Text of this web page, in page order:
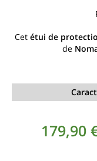
Cet étui de
de
179,90